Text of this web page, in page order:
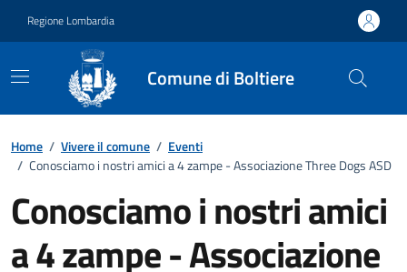
Regione Lombardia
Comune di Boltiere
Home / Vivere il comune / Eventi
/ Conosciamo i nostri amici a 4 zampe - Associazione Three Dogs ASD
Conosciamo i nostri amici
a 4 zampe - Associazione